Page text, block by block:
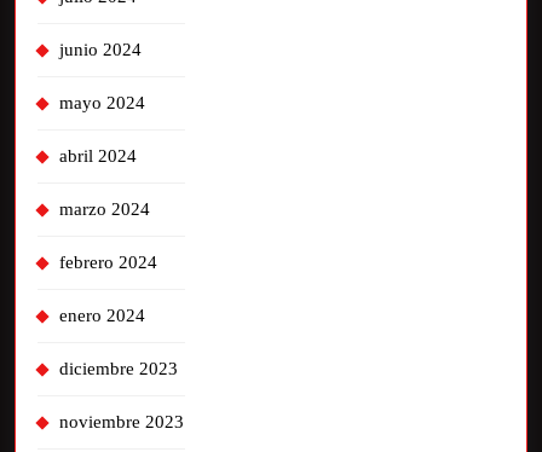
junio 2024
mayo 2024
abril 2024
marzo 2024
febrero 2024
enero 2024
diciembre 2023
noviembre 2023